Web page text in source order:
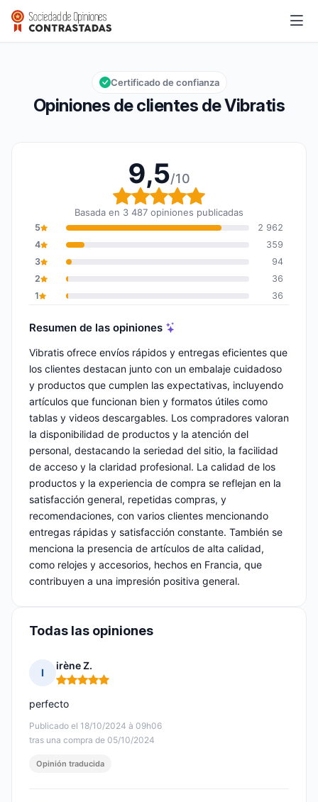
Vibratis
Calificación global: 9,5 de 10
9,5/10
Opiniones de clientes de Vibratis
Certificado de confianza
9,5/10
Calificación global: 9,5
Basada en 3 487 opiniones publicadas
5
2 962
4
359
3
94
2
36
1
36
Resumen de las opiniones
Vibratis ofrece envíos rápidos y entregas eficientes que
los clientes destacan junto con un embalaje cuidadoso
y productos que cumplen las expectativas, incluyendo
artículos que funcionan bien y formatos útiles como
tablas y videos descargables. Los compradores valoran
la disponibilidad de productos y la atención del
personal, destacando la seriedad del sitio, la facilidad
de acceso y la claridad profesional. La calidad de los
productos y la experiencia de compra se reflejan en la
satisfacción general, repetidas compras, y
recomendaciones, con varios clientes mencionando
entregas rápidas y satisfacción constante. También se
menciona la presencia de artículos de alta calidad,
como relojes y accesorios, hechos en Francia, que
contribuyen a una impresión positiva general.
Todas las opiniones
I
irène Z.
Nota: 5 de 5
Publicado el 18/10/2024 à 09h06
tras una compra de 05/10/2024
perfecto
Opinión traducida